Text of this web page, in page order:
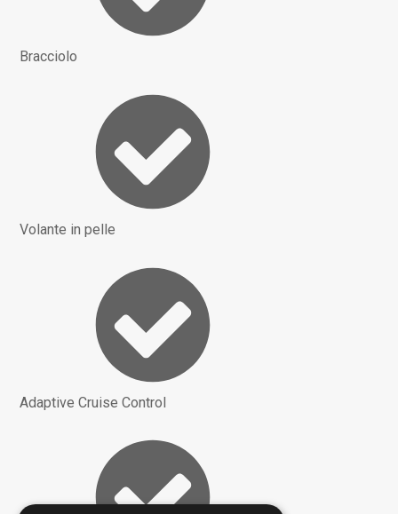
Bracciolo
Volante in pelle
Adaptive Cruise Control